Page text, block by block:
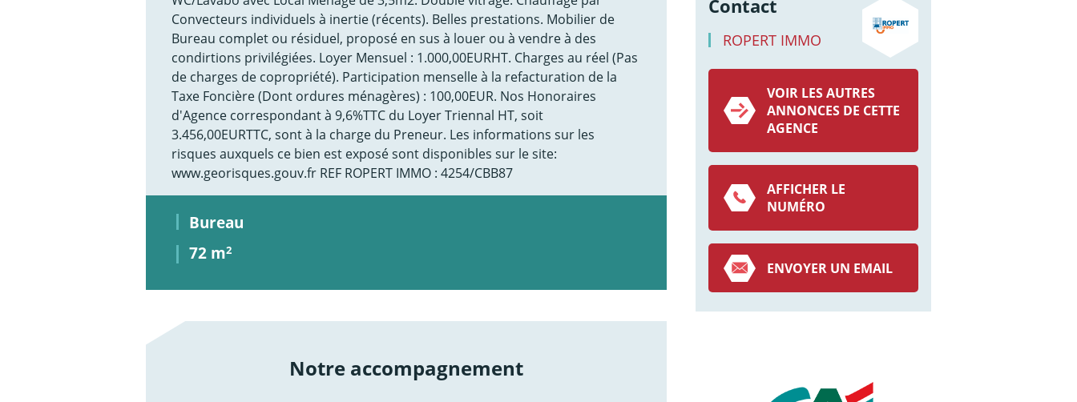
Convecteurs individuels à inertie (récents). Belles prestations. Mobilier de
Bureau complet ou résiduel, proposé en sus à louer ou à vendre à des
condirtions privilégiées. Loyer Mensuel : 1.000,00EURHT. Charges au réel (Pas
de charges de copropriété). Participation menselle à la refacturation de la
Taxe Foncière (Dont ordures ménagères) : 100,00EUR. Nos Honoraires
d'Agence correspondant à 9,6%TTC du Loyer Triennal HT, soit
3.456,00EURTTC, sont à la charge du Preneur. Les informations sur les
risques auxquels ce bien est exposé sont disponibles sur le site:
www.georisques.gouv.fr REF ROPERT IMMO : 4254/CBB87
Bureau
72 m2
Notre accompagnement
Contact
ROPERT IMMO
VOIR LES AUTRES
ANNONCES DE CETTE
AGENCE
AFFICHER LE
NUMÉRO
ENVOYER UN EMAIL